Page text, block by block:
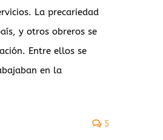
La precariedad
y otros obreros se
Entre ellos se
en la
5